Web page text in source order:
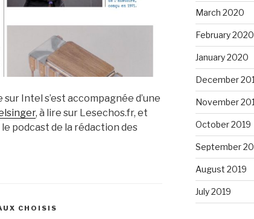
Intel s’est accompagnée d’une
, à lire sur Lesechos.fr, et
le podcast de la rédaction des
CHOISIS
March 2020
February 2020
January 2020
December
November
October 2019
September
August 2019
July 2019